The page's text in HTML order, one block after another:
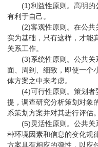
(1)利益性原则。高明的
有利于自己。
(2)客观性原则。在公共
实为基础，只有这样，才能
关系工作。
(3)系统性原则。公共关
面、周到、细致，即使一个
体方案之中来考虑。
(4)可行性原则。策划者
提，调查研究分析策划对象
系策划方案并对其进行评估。
(5)灵活性原则。公共关
种环境因素和信息的变化规
方案具有相应的弹性，以应